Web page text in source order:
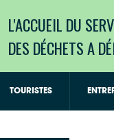
L'ACCUEIL DU
DES DÉCHETS A
TOURISTES